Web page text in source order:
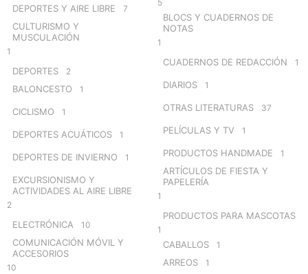
DEPORTES Y AIRE LIBRE 7
CULTURISMO Y
MUSCULACIÓN
1
DEPORTES 2
BALONCESTO 1
CICLISMO 1
DEPORTES ACUÁTICOS 1
DEPORTES DE INVIERNO 1
EXCURSIONISMO Y
ACTIVIDADES AL AIRE LIBRE
2
ELECTRÓNICA 10
COMUNICACIÓN MÓVIL Y
ACCESORIOS
10
5
BLOCS Y CUADERNOS DE
NOTAS
1
CUADERNOS DE REDACCIÓN 1
DIARIOS 1
OTRAS LITERATURAS 37
PELÍCULAS Y TV 1
PRODUCTOS HANDMADE 1
ARTÍCULOS DE FIESTA Y
PAPELERÍA
1
PRODUCTOS PARA MASCOTAS
1
CABALLOS 1
ARREOS 1